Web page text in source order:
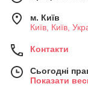
м. Київ
Київ, Київ,
Контакти
Сьогодні
Показати